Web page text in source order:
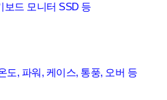
보드 모니터 SSD 등
도, 파워, 케이스, 통풍, 오버 등